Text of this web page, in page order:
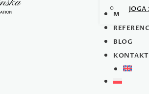
MÓJ
BLOG
KONTAKT